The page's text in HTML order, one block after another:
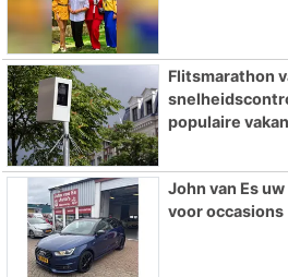
Flitsmarathon
populaire
John van Es
voor occasions